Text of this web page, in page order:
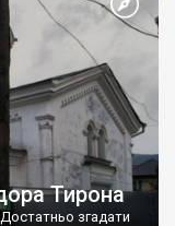
Тирона
згадати